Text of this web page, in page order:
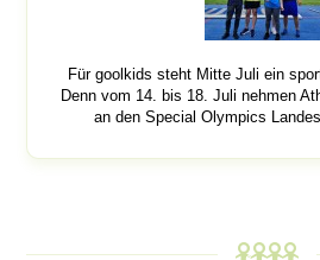
Für goolkids steht Mitte Juli ein
Denn vom 14. bis 18. Juli nehmen
an den Special Olympics